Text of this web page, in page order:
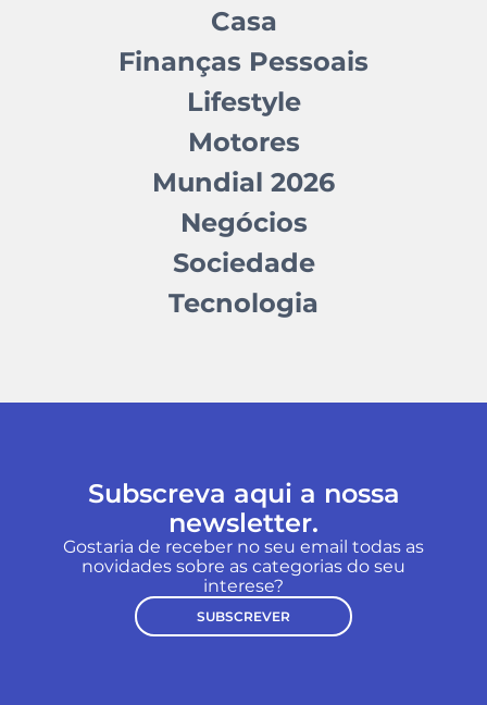
Casa
Finanças Pessoais
Lifestyle
Motores
Mundial 2026
Negócios
Sociedade
Tecnologia
Subscreva aqui a nossa
newsletter.
Gostaria de receber no seu email todas as
novidades sobre as categorias do seu
interese?
SUBSCREVER